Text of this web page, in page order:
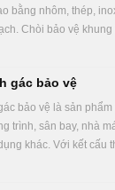
bằng nhôm, thép,
Chòi bảo vệ khung
gác bảo vệ
bảo vệ là sản
trình, sân bay, nhà
khác. Với kết cấu